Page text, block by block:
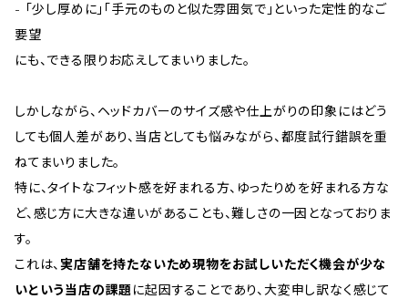
- 「少し厚めに」「手元のものと似た雰囲気で」といった定性的なご
要望
にも、できる限りお応えしてまいりました。
しかしながら、ヘッドカバーのサイズ感や仕上がりの印象にはどう
しても個人差があり、当店としても悩みながら、都度試行錯誤を重
ねてまいりました。
特に、タイトなフィット感を好まれる方、ゆったりめを好まれる方な
ど、感じ方に大きな違いがあることも、難しさの一因となっておりま
す。
これは、実店舗を持たないため現物をお試しいただく機会が少な
いという当店の課題に起因することであり、大変申し訳なく感じて